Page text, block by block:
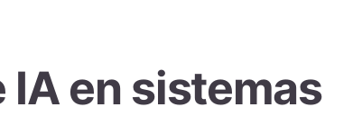
en sistemas